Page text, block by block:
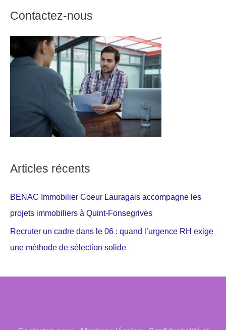
Contactez-nous
Articles récents
BENAC Immobilier Coeur Lauragais accompagne les
projets immobiliers à Quint-Fonsegrives
Recruter un cadre dans le 06 : quand l’urgence RH exige
une méthode de sélection solide